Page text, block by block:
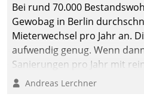
Bei rund 70.000
Gewobag in Berlin
Mieterwechsel pro Jahr an.
aufwendig genug. Wenn
Sanierungen pro Jahr mit
Betreuungs- und
Andreas Lerchner